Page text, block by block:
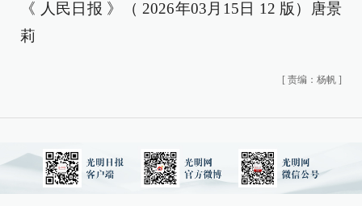
《 人民日报 》（ 2026年03月15日 12 版）唐景
莉
[ 责编：杨帆 ]